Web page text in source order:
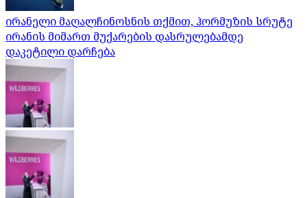
ირანელი მაღალჩინოსნის თქმით, ჰორმუზის სრუტე
ირანის მიმართ მუქარების დასრულებამდე
დაკეტილი დარჩება